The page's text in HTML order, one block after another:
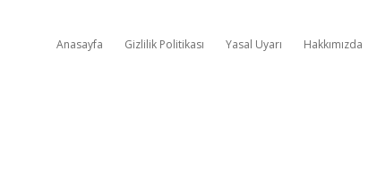
Anasayfa Gizlilik Politikası Yasal Uyarı Hakkımızda